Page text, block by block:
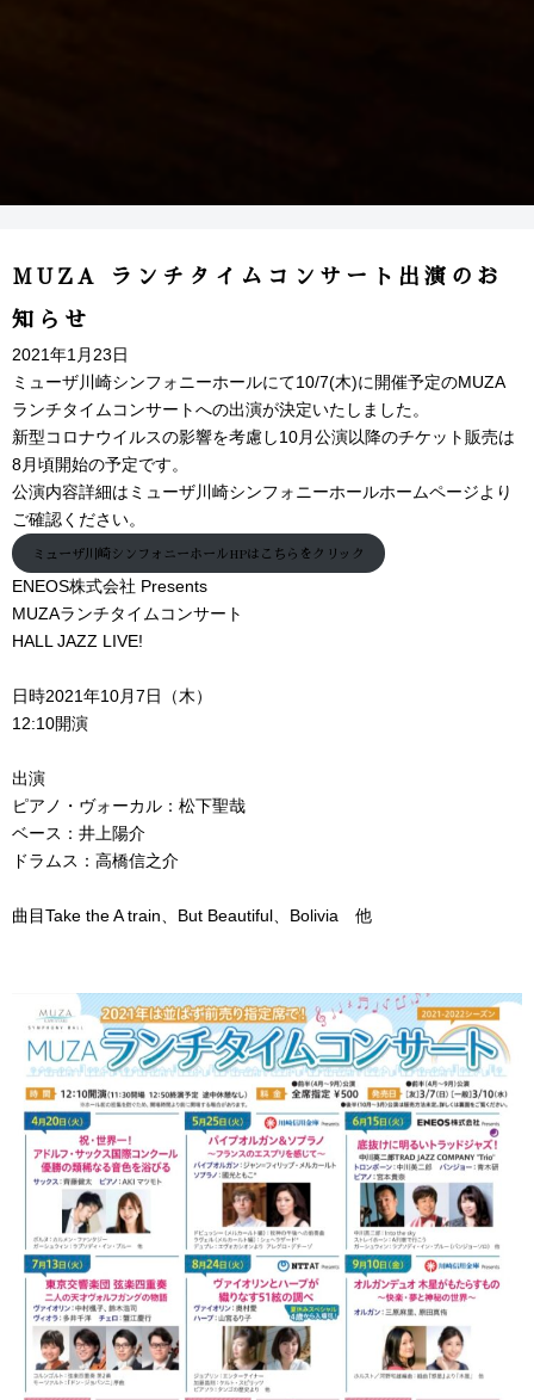
MUZA ランチタイムコンサート出演のお
知らせ
2021年1月23日
ミューザ川崎シンフォニーホールにて10/7(木)に開催予定のMUZA
ランチタイムコンサートへの出演が決定いたしました。
新型コロナウイルスの影響を考慮し10月公演以降のチケット販売は
8月頃開始の予定です。
公演内容詳細はミューザ川崎シンフォニーホールホームページより
ご確認ください。
ミューザ川崎シンフォニーホールHPはこちらをクリック
ENEOS株式会社 Presents
MUZAランチタイムコンサート
HALL JAZZ LIVE!
日時2021年10月7日（木）
12:10開演
出演
ピアノ・ヴォーカル：松下聖哉
ベース：井上陽介
ドラムス：高橋信之介
曲目Take the A train、But Beautiful、Bolivia 他